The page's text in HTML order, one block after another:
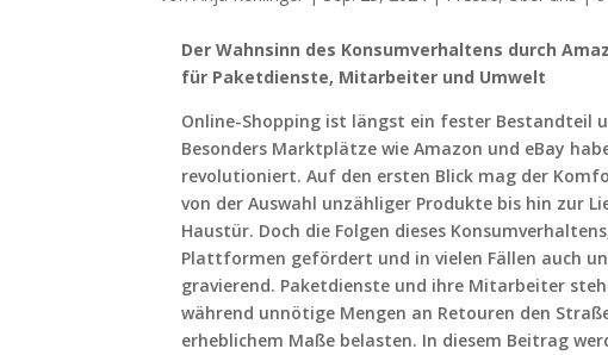
Der Wahnsinn des Konsumverhaltens durch
für Paketdienste, Mitarbeiter und Umwelt
Online-Shopping ist längst ein fester Bestandteil
Besonders Marktplätze wie Amazon und eBay
revolutioniert. Auf den ersten Blick mag der
von der Auswahl unzähliger Produkte bis hin zur
Haustür. Doch die Folgen dieses
Plattformen gefördert und in vielen Fällen auch
gravierend. Paketdienste und ihre Mitarbeiter
während unnötige Mengen an Retouren den
erheblichem Maße belasten. In diesem Beitrag